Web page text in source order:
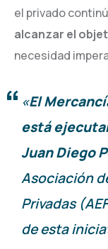
el privado
alcanzar el
necesidad
«El
está
Juan Diego
Asociación
Privadas
de esta